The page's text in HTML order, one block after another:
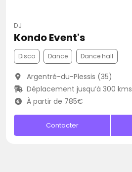
DJ
Kondo Event's
Disco Dance Dance hall
Argentré-du-Plessis (35)
Déplacement jusqu’à 300 kms
À partir de 785€
Contacter